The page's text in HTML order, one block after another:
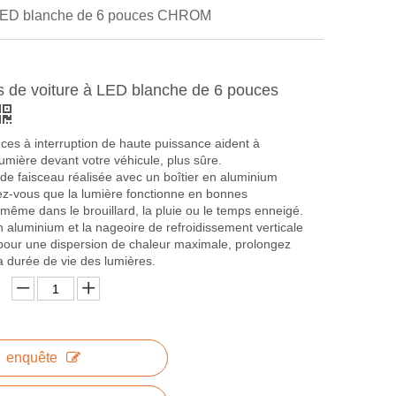
blanche de 6 pouces CHROM
de voiture à LED blanche de 6 pouces
à interruption de haute puissance aident à
devant votre véhicule, plus sûre.
faisceau réalisée avec un boîtier en aluminium
vous que la lumière fonctionne en bonnes
dans le brouillard, la pluie ou le temps enneigé.
aluminium et la nageoire de refroidissement verticale
une dispersion de chaleur maximale, prolongez
durée de vie des lumières.
enquête